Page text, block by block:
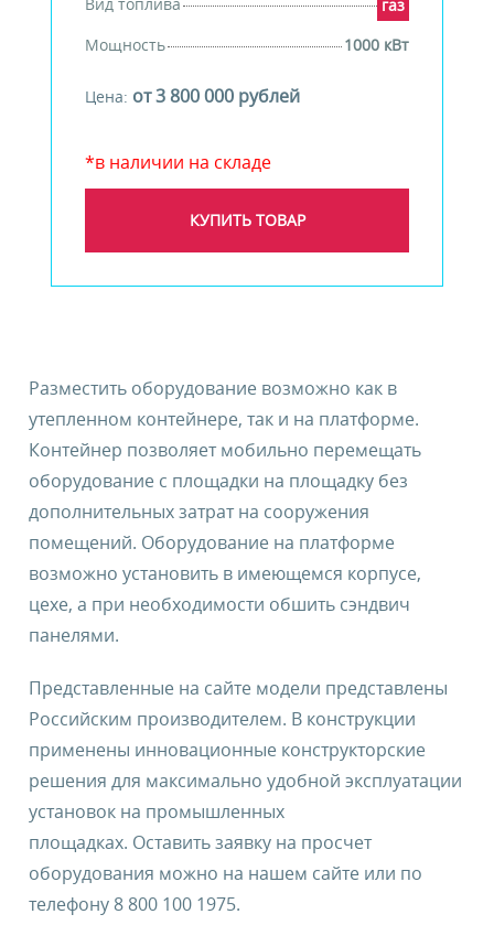
газ
Мощность
1000 кВт
Цена: от 3 800 000 рублей
*в наличии на складе
КУПИТЬ ТОВАР
Разместить оборудование возможно как в
утепленном контейнере, так и на платформе.
Контейнер позволяет мобильно перемещать
оборудование с площадки на площадку без
дополнительных затрат на сооружения
помещений. Оборудование на платформе
возможно установить в имеющемся корпусе,
цехе, а при необходимости обшить сэндвич
панелями.
Представленные на сайте модели представлены
Российским производителем. В конструкции
применены инновационные конструкторские
решения для максимально удобной эксплуатации
установок на промышленных
площадках. Оставить заявку на просчет
оборудования можно на нашем сайте или по
телефону 8 800 100 1975.